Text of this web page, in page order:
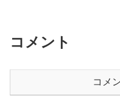
コメント
コメ